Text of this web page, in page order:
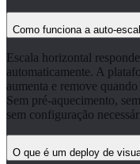
Como funciona a auto-
Escala horizontal
automaticamente. A
aumenta e remove
Sem pré-aquecimento,
sem configuração
O que é um deploy de